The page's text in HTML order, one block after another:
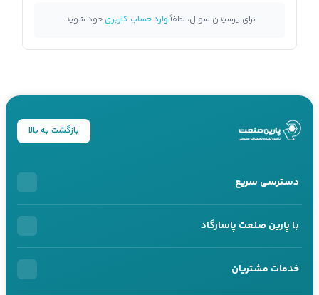
برای پرسیدن سوال، لطفاًوارد حساب کاربریخود شوید.
بازگشت به بالا
دسترسی سریع
محصولات اقساطی
خرید سازمانی
با پارین صنعت پاسارگاد
تماس با ما
خدمات مشتریان